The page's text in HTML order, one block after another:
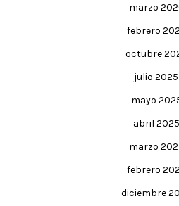
marzo
febrero
octubre
julio 2025
mayo
abril 2025
marzo
febrero
diciembre